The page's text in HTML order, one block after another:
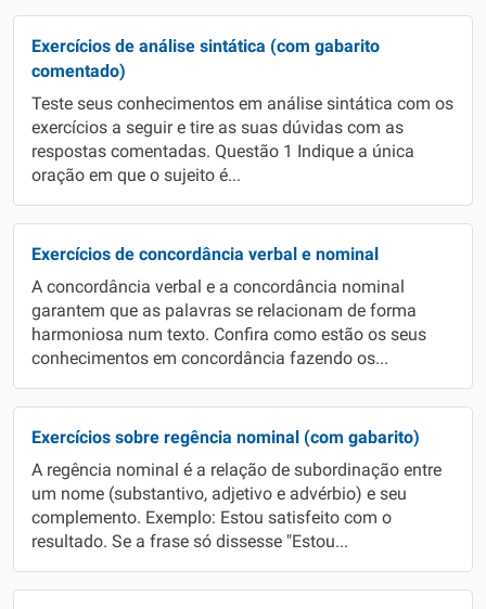
Exercícios de análise sintática (com gabarito
comentado)
Teste seus conhecimentos em análise sintática com os
exercícios a seguir e tire as suas dúvidas com as
respostas comentadas. Questão 1 Indique a única
oração em que o sujeito é...
Exercícios de concordância verbal e nominal
A concordância verbal e a concordância nominal
garantem que as palavras se relacionam de forma
harmoniosa num texto. Confira como estão os seus
conhecimentos em concordância fazendo os...
Exercícios sobre regência nominal (com gabarito)
A regência nominal é a relação de subordinação entre
um nome (substantivo, adjetivo e advérbio) e seu
complemento. Exemplo: Estou satisfeito com o
resultado. Se a frase só dissesse "Estou...